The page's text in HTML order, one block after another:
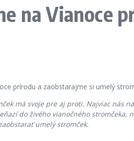
na Vianoce
má svoje pre aj proti. Najviac nás
do živého vianočného
umelý stromček.